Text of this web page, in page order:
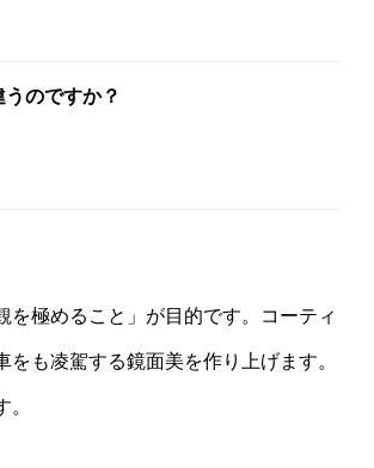
のですか？
極めること」が目的です。コーティ
も凌駕する鏡面美を作り上げます。